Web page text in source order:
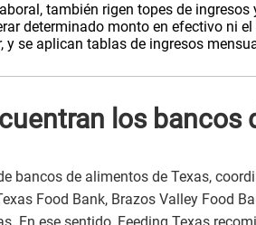
también rigen topes de ingresos
determinado monto en efectivo ni
y se aplican tablas de ingresos
los bancos
bancos de alimentos de Texas,
Food Bank, Brazos Valley Food